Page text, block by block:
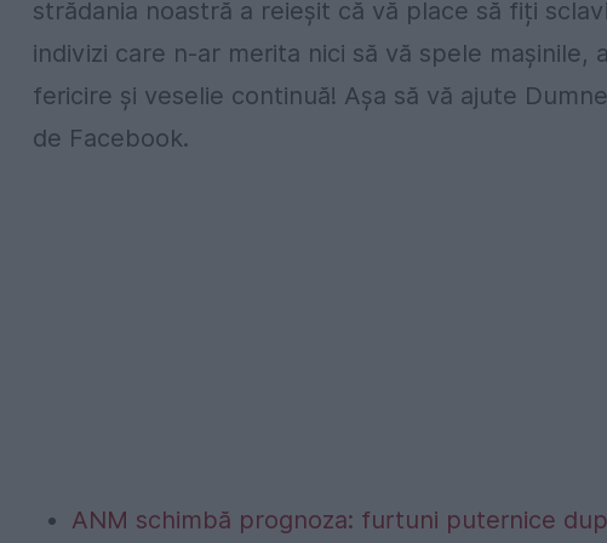
strădania noastră a reieșit că vă place să fiți
indivizi care n-ar merita nici să vă spele
fericire și veselie continuă! Așa să vă ajute
de Facebook.
ANM schimbă prognoza: furtuni puternice